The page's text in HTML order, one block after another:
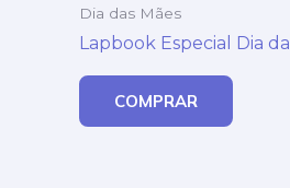
Dia das Mães
Lapbook Especial Dia
COMPRAR